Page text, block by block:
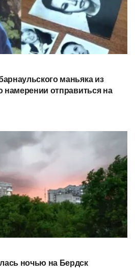
маньяка из
намерении отправиться на
ночью на Бердск